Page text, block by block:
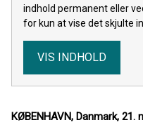
indhold permanent eller
for kun at vise det skjulte
VIS INDHOLD
KØBENHAVN, Danmark, 21.